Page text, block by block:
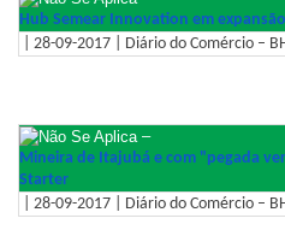
Hub Semear Innovation em expansão
| 28-09-2017 | Diário do Comércio –
–
Mineira de Itajubá e com "pegada
Starter
| 28-09-2017 | Diário do Comércio –